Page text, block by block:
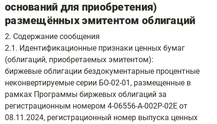
оснований для приобретения)
размещённых эмитентом облигаций
2. Содержание сообщения
2.1. Идентификационные признаки ценных бумаг
(облигаций, приобретаемых эмитентом):
биржевые облигации бездокументарные процентные
неконвертируемые серии БО-02-01, размещенные в
рамках Программы биржевых облигаций за
регистрационным номером 4-06556-А-002P-02E от
08.11.2024, регистрационный номер выпуска ценных